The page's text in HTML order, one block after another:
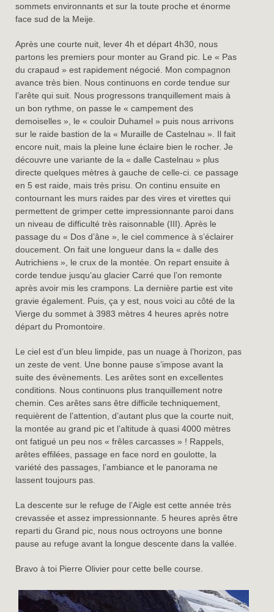
sommets environnants et sur la toute proche et énorme
face sud de la Meije.
Après une courte nuit, lever 4h et départ 4h30, nous
partons les premiers pour monter au Grand pic. Le « Pas
du crapaud » est rapidement négocié. Mon compagnon
avance très bien. Nous continuons en corde tendue sur
l’arête qui suit. Nous progressons tranquillement mais à
un bon rythme, on passe le « campement des
demoiselles », le « couloir Duhamel » puis nous arrivons
sur le raide bastion de la « Muraille de Castelnau ». Il fait
encore nuit, mais la pleine lune éclaire bien le rocher. Je
découvre une variante de la « dalle Castelnau » plus
directe quelques mètres à gauche de celle-ci. ce passage
en 5 est raide, mais très prisu. On continu ensuite en
contournant les murs raides par des vires et virettes qui
permettent de grimper cette impressionnante paroi dans
un niveau de difficulté très raisonnable (III). Après le
passage du « Dos d’âne », le ciel commence à s’éclairer
doucement. On fait une longueur dans la « dalle des
Autrichiens », le crux de la montée. On repart ensuite à
corde tendue jusqu’au glacier Carré que l’on remonte
après avoir mis les crampons. La dernière partie est vite
gravie également. Puis, ça y est, nous voici au côté de la
Vierge du sommet à 3983 mètres 4 heures après notre
départ du Promontoire.
Le ciel est d’un bleu limpide, pas un nuage à l’horizon, pas
un zeste de vent. Une bonne pause s’impose avant la
suite des évènements. Les arêtes sont en excellentes
conditions. Nous continuons plus tranquillement notre
chemin. Ces arêtes sans être difficile techniquement,
requièrent de l’attention, d’autant plus que la courte nuit,
la montée au grand pic et l’altitude à quasi 4000 mètres
ont fatigué un peu nos « frêles carcasses » ! Rappels,
arêtes effilées, passage en face nord en goulotte, la
variété des passages, l’ambiance et le panorama ne
lassent toujours pas.
La descente sur le refuge de l’Aigle est cette année très
crevassée et assez impressionnante. 5 heures après être
reparti du Grand pic, nous nous octroyons une bonne
pause au refuge avant la longue descente dans la vallée.
Bravo à toi Pierre Olivier pour cette belle course.